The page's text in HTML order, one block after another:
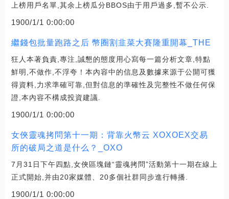
上榜用戶名單,其余上榜瓜分BBOS由于用戶過多,暫不公示.
1900/1/1 0:00:00
繼錢包批量跑路之后 幣圈割韭菜大賽隆重開幕_THE
狂人本著負責,專注,誠懇的態度用心寫每一篇分析文章,特點
鮮明,不做作,不浮夸！本內容中的信息及數據來源于公開可獲
得資料,力求準確可靠,但對信息的準確性及完整性不做任何保
證,本內容不構成投資建議.
1900/1/1 0:00:00
女俠靈魂拷問第十一期：背靠火幣云 XOXOEX交易
所的破局之道是什么？_OXO
7月31日下午四點,女俠區塊鏈“靈魂拷問”活動第十一期在線上
正式開始,并由20家媒體、20多個社群同步進行轉播.
1900/1/1 0:00:00